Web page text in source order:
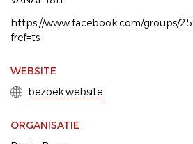
https://www.facebook.com/groups/
fref=ts
WEBSITE
bezoek website
ORGANISATIE